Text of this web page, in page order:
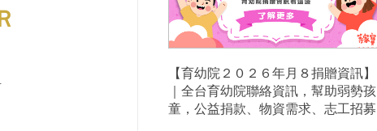
【育幼院２０２６年月８捐贈資訊】
｜全台育幼院聯絡資訊，幫助弱勢孩
童，公益捐款、物資需求、志工招募